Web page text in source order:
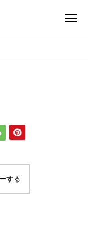
する